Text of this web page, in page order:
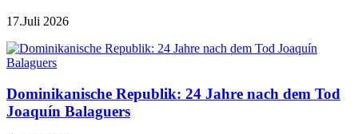
17.Juli 2026
Dominikanische Republik: 24 Jahre nach dem Tod
Joaquín Balaguers